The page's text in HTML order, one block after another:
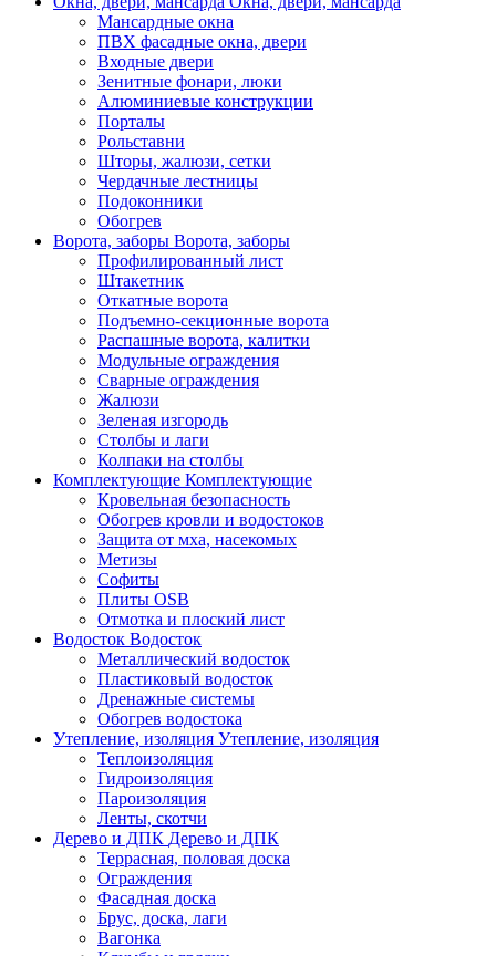
Мансардные окна
ПВХ фасадные окна, двери
Входные двери
Зенитные фонари, люки
Алюминиевые конструкции
Порталы
Рольставни
Шторы, жалюзи, сетки
Чердачные лестницы
Подоконники
Обогрев
Ворота, заборы Ворота, заборы
Профилированный лист
Штакетник
Откатные ворота
Подъемно-секционные ворота
Распашные ворота, калитки
Модульные ограждения
Сварные ограждения
Жалюзи
Зеленая изгородь
Столбы и лаги
Колпаки на столбы
Комплектующие Комплектующие
Кровельная безопасность
Обогрев кровли и водостоков
Защита от мха, насекомых
Метизы
Софиты
Плиты OSB
Отмотка и плоский лист
Водосток Водосток
Металлический водосток
Пластиковый водосток
Дренажные системы
Обогрев водостока
Утепление, изоляция Утепление, изоляция
Теплоизоляция
Гидроизоляция
Пароизоляция
Ленты, скотчи
Дерево и ДПК Дерево и ДПК
Террасная, половая доска
Ограждения
Фасадная доска
Брус, доска, лаги
Вагонка